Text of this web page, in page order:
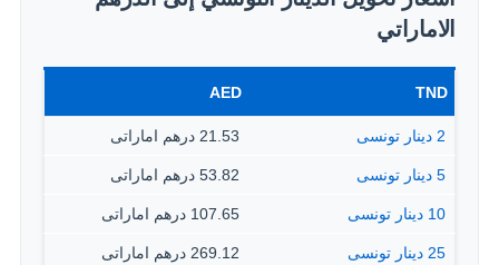
الاماراتي
TND
AED
2 دينار تونسى 21.53 درهم اماراتى
5 دينار تونسى 53.82 درهم اماراتى
10 دينار تونسى 107.65 درهم اماراتى
25 دينار تونسى 269.12 درهم اماراتى